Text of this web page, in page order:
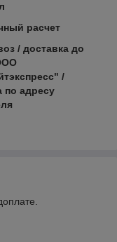
расчет
/ доставка до
/
по адресу